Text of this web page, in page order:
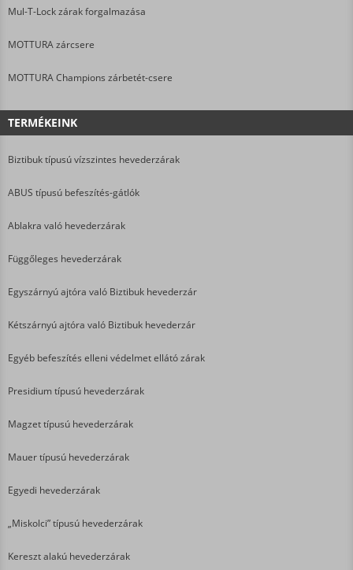
Mul-T-Lock zárak forgalmazása
MOTTURA zárcsere
MOTTURA Champions zárbetét-csere
TERMÉKEINK
Biztibuk típusú vízszintes hevederzárak
ABUS típusú befeszítés-gátlók
Ablakra való hevederzárak
Függőleges hevederzárak
Egyszárnyú ajtóra való Biztibuk hevederzár
Kétszárnyú ajtóra való Biztibuk hevederzár
Egyéb befeszítés elleni védelmet ellátó zárak
Presidium típusú hevederzárak
Magzet típusú hevederzárak
Mauer típusú hevederzárak
Egyedi hevederzárak
„Miskolci” típusú hevederzárak
Kereszt alakú hevederzárak